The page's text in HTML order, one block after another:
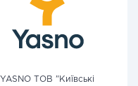
YASNO ТОВ "Київські